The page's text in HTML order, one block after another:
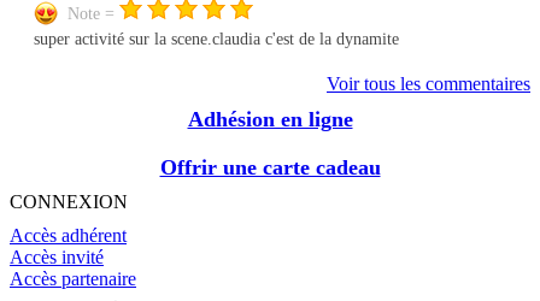
Note =
super activité sur la scene.claudia c'est de la dynamite
Voir tous les commentaires
Adhésion en ligne
Offrir une carte cadeau
CONNEXION
Accès adhérent
Accès invité
Accès partenaire